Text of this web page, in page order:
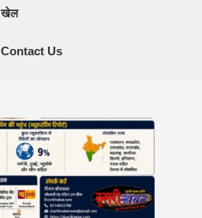
खेल
Contact Us